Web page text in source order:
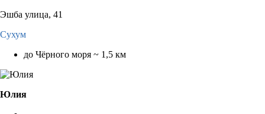
Эшба улица, 41
Сухум
до Чёрного моря ~ 1,5 км
Юлия